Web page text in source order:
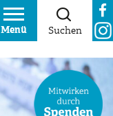
Menü Suchen